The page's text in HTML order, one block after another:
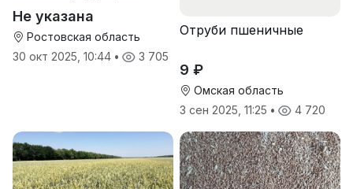
подсолнечник
Не указана
Ростовская область
30 окт 2025, 10:44 • 3 705
Отруби пшеничные
9 ₽
Омская область
3 сен 2025, 11:25 • 4 720